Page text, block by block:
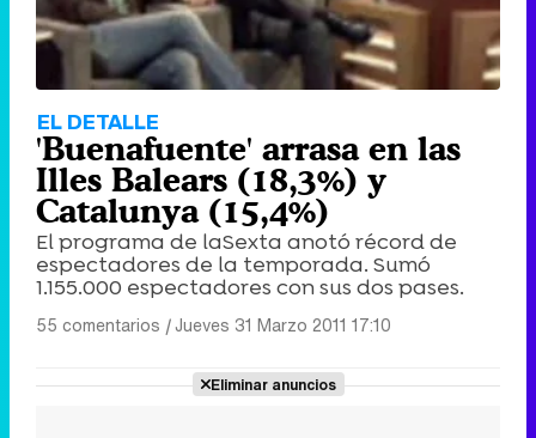
EL DETALLE
'Buenafuente' arrasa en las
Illes Balears (18,3%) y
Catalunya (15,4%)
El programa de laSexta anotó récord de
espectadores de la temporada. Sumó
1.155.000 espectadores con sus dos pases.
55 comentarios |Jueves 31 Marzo 2011 17:10
Eliminar anuncios